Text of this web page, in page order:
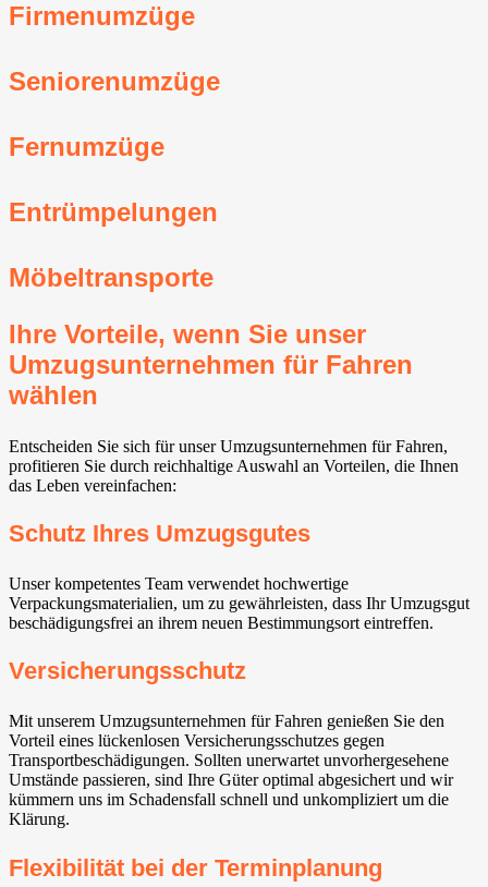
Firmenumzüge
Seniorenumzüge
Fernumzüge
Entrümpelungen
Möbeltransporte
Ihre Vorteile, wenn Sie unser
Umzugsunternehmen für Fahren
wählen
Entscheiden Sie sich für unser Umzugsunternehmen für Fahren,
profitieren Sie durch reichhaltige Auswahl an Vorteilen, die Ihnen
das Leben vereinfachen:
Schutz Ihres Umzugsgutes
Unser kompetentes Team verwendet hochwertige
Verpackungsmaterialien, um zu gewährleisten, dass Ihr Umzugsgut
beschädigungsfrei an ihrem neuen Bestimmungsort eintreffen.
Versicherungsschutz
Mit unserem Umzugsunternehmen für Fahren genießen Sie den
Vorteil eines lückenlosen Versicherungsschutzes gegen
Transportbeschädigungen. Sollten unerwartet unvorhergesehene
Umstände passieren, sind Ihre Güter optimal abgesichert und wir
kümmern uns im Schadensfall schnell und unkompliziert um die
Klärung.
Flexibilität bei der Terminplanung